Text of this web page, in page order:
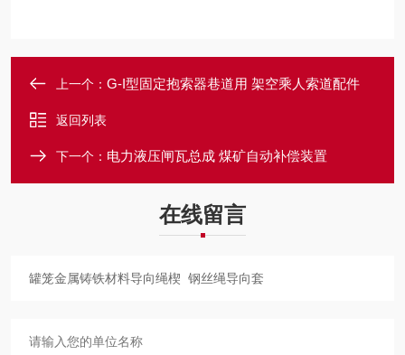
上一个： G-I型固定抱索器巷道用 架空乘人索道配件
返回列表
下一个： 电力液压闸瓦总成 煤矿自动补偿装置
在线留言